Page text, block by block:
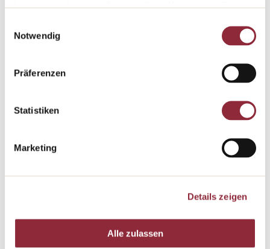
haben oder die sie im Rahmen Ihrer Nutzung der Dienste
Notwendig
Präferenzen
Statistiken
Marketing
Details zeigen
Alle zulassen
chaque besoin et nous vous conseillons volontiers dans
la planification de votre excursion.
Site web du tourisme